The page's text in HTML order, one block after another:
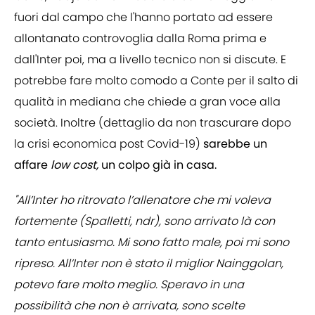
fuori dal campo che l'hanno portato ad essere
allontanato controvoglia dalla Roma prima e
dall'Inter poi, ma a livello tecnico non si discute. E
potrebbe fare molto comodo a Conte per il salto di
qualità in mediana che chiede a gran voce alla
società. Inoltre (dettaglio da non trascurare dopo
la crisi economica post Covid-19) sarebbe un
affare low cost, un colpo già in casa.
"All’Inter ho ritrovato l’allenatore che mi voleva
fortemente (Spalletti, ndr), sono arrivato là con
tanto entusiasmo. Mi sono fatto male, poi mi sono
ripreso. All’Inter non è stato il miglior Nainggolan,
potevo fare molto meglio. Speravo in una
possibilità che non è arrivata, sono scelte